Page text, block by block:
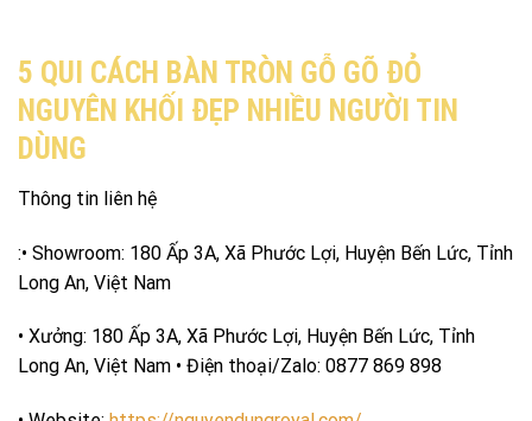
5 QUI CÁCH BÀN TRÒN GỖ GÕ ĐỎ
NGUYÊN KHỐI ĐẸP NHIỀU NGƯỜI TIN
DÙNG
Thông tin liên hệ
:• Showroom: 180 Ấp 3A, Xã Phước Lợi, Huyện Bến Lức, Tỉnh
Long An, Việt Nam
• Xưởng: 180 Ấp 3A, Xã Phước Lợi, Huyện Bến Lức, Tỉnh
Long An, Việt Nam • Điện thoại/Zalo: 0877 869 898